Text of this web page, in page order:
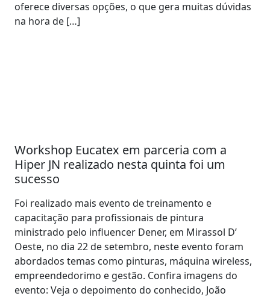
oferece diversas opções, o que gera muitas dúvidas
na hora de […]
Workshop Eucatex em parceria com a
Hiper JN realizado nesta quinta foi um
sucesso
Foi realizado mais evento de treinamento e
capacitação para profissionais de pintura
ministrado pelo influencer Dener, em Mirassol D’
Oeste, no dia 22 de setembro, neste evento foram
abordados temas como pinturas, máquina wireless,
empreendedorimo e gestão. Confira imagens do
evento: Veja o depoimento do conhecido, João